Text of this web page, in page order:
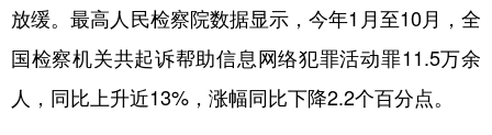
放缓。最高人民检察院数据显示，今年1月至10月，全
国检察机关共起诉帮助信息网络犯罪活动罪11.5万余
人，同比上升近13%，涨幅同比下降2.2个百分点。